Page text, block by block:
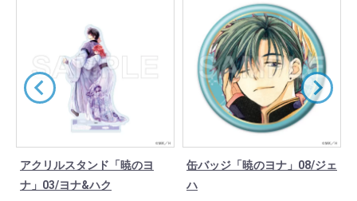
アクリルスタンド「暁のヨ
ナ」03/ヨナ&ハク
缶バッジ「暁のヨナ」08/ジェ
ハ